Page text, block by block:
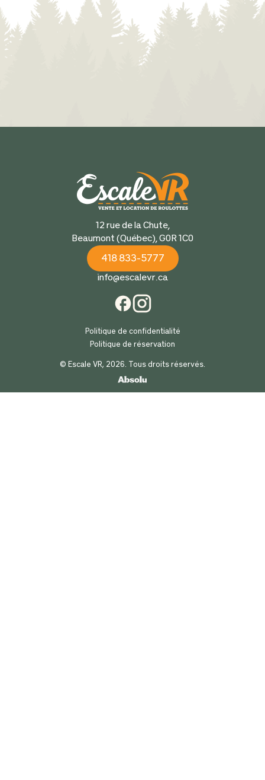
12 rue de la Chute,
Beaumont (Québec), G0R 1C0
418 833-5777
info@escalevr.ca
© Escale VR, 2026. Tous droits réservés.
Politique de confidentialité
Politique de réservation